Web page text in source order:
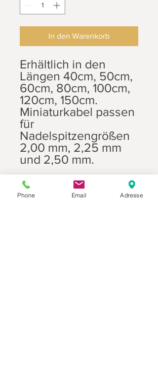
In den Warenkorb
Erhältlich in den
Längen 40cm, 50cm,
60cm, 80cm, 100cm,
120cm, 150cm.
Miniaturkabel passen
für
Nadelspitzengrößen
2,00 mm, 2,25 mm
und 2,50 mm.
Phone Email Adresse